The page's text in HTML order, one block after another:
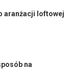
aranżacji loftowej
na